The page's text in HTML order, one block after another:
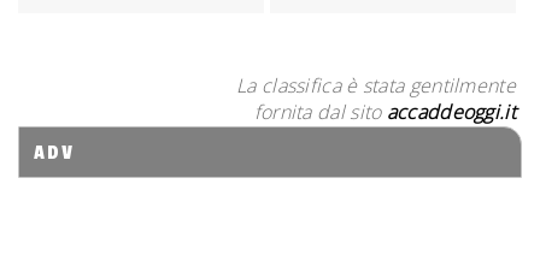
La classifica è stata gentilmente
fornita dal sito accaddeoggi.it
ADV